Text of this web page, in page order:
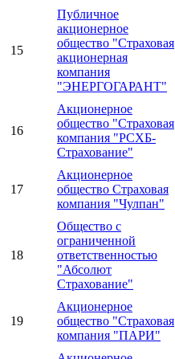
15
Публичное
акционерное
общество "Страховая
акционерная
компания
"ЭНЕРГОГАРАНТ"
16
Акционерное
общество "Страховая
компания "РСХБ-
Страхование"
17
Акционерное
общество Страховая
компания "Чулпан"
18
Общество с
ограниченной
ответственностью
"Абсолют
Страхование"
19
Акционерное
общество "Страховая
компания "ПАРИ"